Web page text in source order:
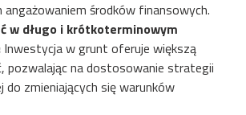
środków finansowych.
w długo i krótkoterminowym
Inwestycja w grunt oferuje większą
pozwalając na dostosowanie strategii
do zmieniających się warunków